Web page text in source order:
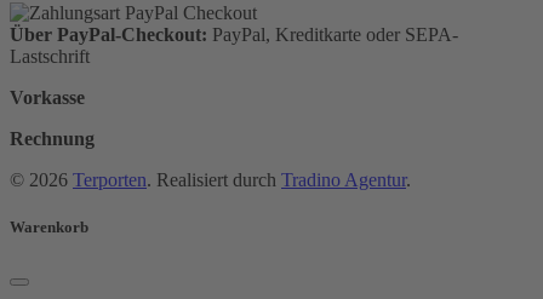
Über PayPal-Checkout: PayPal, Kreditkarte oder SEPA-
Lastschrift
Vorkasse
Rechnung
© 2026 Terporten. Realisiert durch Tradino Agentur.
Warenkorb